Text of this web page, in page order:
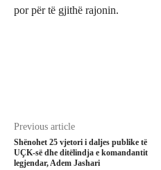
por për të gjithë rajonin.
Previous article
Shënohet 25 vjetori i daljes publike të
UÇK-së dhe ditëlindja e komandantit
legjendar, Adem Jashari